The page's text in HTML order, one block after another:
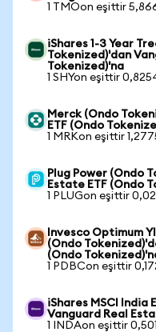
1 TMOon eşittir
iShares 1-3 Year
Tokenized)'dan
Tokenized)'na
1 SHYon eşittir
Merck (Ondo
ETF (Ondo
1 MRKon eşittir
Plug Power (Ondo
Estate ETF (Ondo
1 PLUGon eşittir
Invesco Optimum
(Ondo
(Ondo
1 PDBCon eşittir
iShares MSCI India
Vanguard Real
1 INDAon eşittir